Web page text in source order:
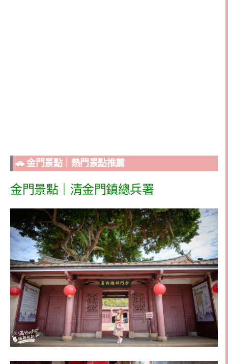
🚗 金門景點｜熱門景點推薦
金門景點｜清金門鎮總兵署